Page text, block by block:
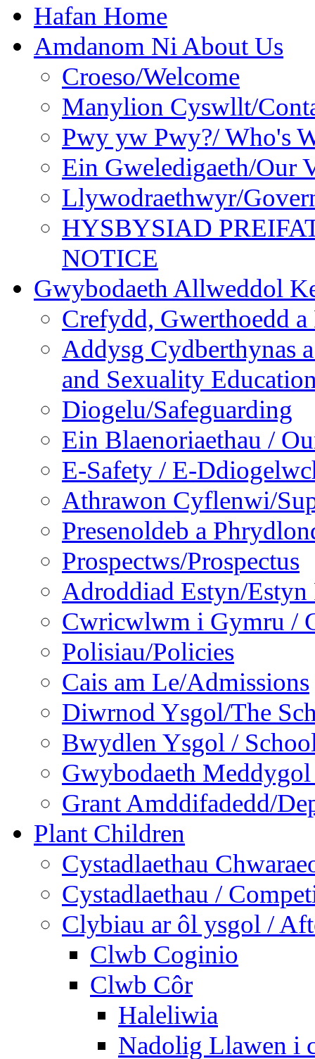
Hafan Home
Amdanom Ni About Us
Croeso/Welcome
Manylion Cyswllt/
Pwy yw Pwy?/ Who's
Ein Gweledigaeth/Our
Llywodraethwyr/
HYSBYSIAD
NOTICE
Gwybodaeth Allweddol
Crefydd, Gwerthoedd
Addysg Cydberthynas
and Sexuality
Diogelu/Safeguarding
Ein Blaenoriaethau /
E-Safety / E-
Athrawon Cyflenwi/
Presenoldeb a
Prospectws/Prospectus
Adroddiad Estyn/Estyn
Cwricwlwm i Gymru /
Polisiau/Policies
Cais am Le/Admissions
Diwrnod Ysgol/The
Bwydlen Ysgol /
Gwybodaeth
Grant Amddifadedd/
Plant Children
Cystadlaethau
Cystadlaethau /
Clybiau ar ôl ysgol /
Clwb Coginio
Clwb Côr
Haleliwia
Nadolig Llawen i